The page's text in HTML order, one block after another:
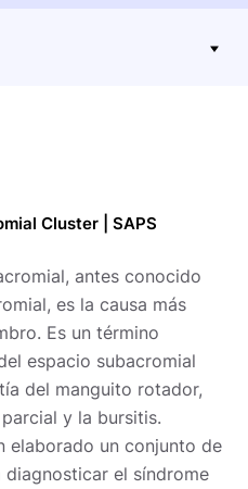
Cluster | SAPS
antes conocido
es la causa más
Es un término
espacio subacromial
del manguito rotador,
y la bursitis.
elaborado un conjunto de
el síndrome